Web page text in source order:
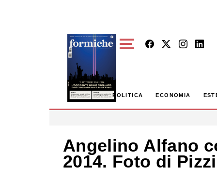
POLITICA ECONOMIA
Angelino Alfano
2014. Foto di Pizzi